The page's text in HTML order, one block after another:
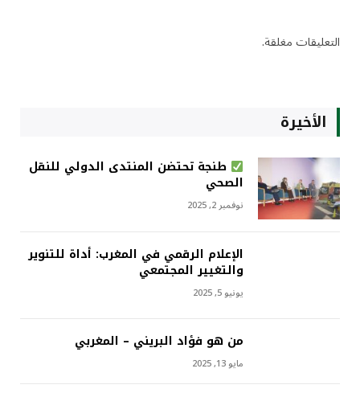
التعليقات مغلقة.
الأخيرة
طنجة تحتضن المنتدى الدولي للنقل
الصحي
نوفمبر 2, 2025
الإعلام الرقمي في المغرب: أداة للتنوير
والتغيير المجتمعي
يونيو 5, 2025
من هو فؤاد البريني – المغربي
مايو 13, 2025